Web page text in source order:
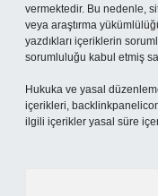
vermektedir. Bu nedenle,
veya araştırma
yazdıkları içeriklerin
sorumluluğu kabul etmiş
Hukuka ve yasal
içerikleri,
ilgili içerikler yasal süre